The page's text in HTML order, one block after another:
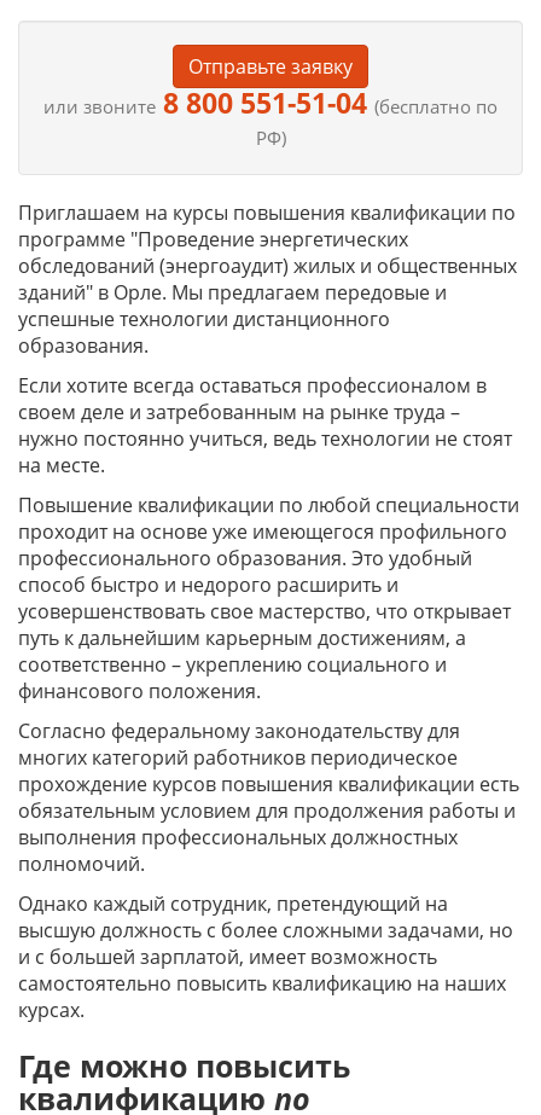
Отправьте заявку
или звоните 8 800 551-51-04 (бесплатно по
РФ)
Приглашаем на курсы повышения квалификации по
программе "Проведение энергетических
обследований (энергоаудит) жилых и общественных
зданий" в Орле. Мы предлагаем передовые и
успешные технологии дистанционного
образования.
Если хотите всегда оставаться профессионалом в
своем деле и затребованным на рынке труда –
нужно постоянно учиться, ведь технологии не стоят
на месте.
Повышение квалификации по любой специальности
проходит на основе уже имеющегося профильного
профессионального образования. Это удобный
способ быстро и недорого расширить и
усовершенствовать свое мастерство, что открывает
путь к дальнейшим карьерным достижениям, а
соответственно – укреплению социального и
финансового положения.
Согласно федеральному законодательству для
многих категорий работников периодическое
прохождение курсов повышения квалификации есть
обязательным условием для продолжения работы и
выполнения профессиональных должностных
полномочий.
Однако каждый сотрудник, претендующий на
высшую должность с более сложными задачами, но
и с большей зарплатой, имеет возможность
самостоятельно повысить квалификацию на наших
курсах.
Где можно повысить
квалификацию по